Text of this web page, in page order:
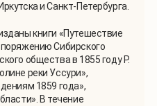
и Санкт-Петербурга.
книги «Путешествие
Сибирского
общества в 1855 году Р.
реки Уссури»,
1859 года»,
В течение